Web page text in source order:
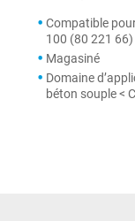
Compatible
100 (80 221 66)
Magasiné
Domaine
béton souple <